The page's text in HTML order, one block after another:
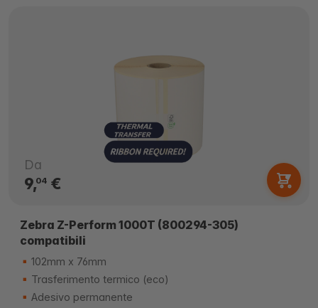
Da
9,04€
Zebra Z-Perform 1000T (800294-305)
compatibili
102mm x 76mm
Trasferimento termico (eco)
Adesivo permanente